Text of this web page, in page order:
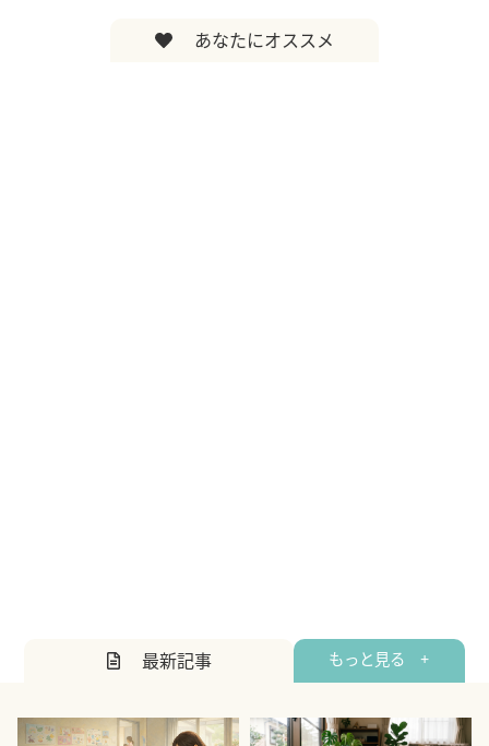
あなたにオススメ
最新記事 もっと見る +